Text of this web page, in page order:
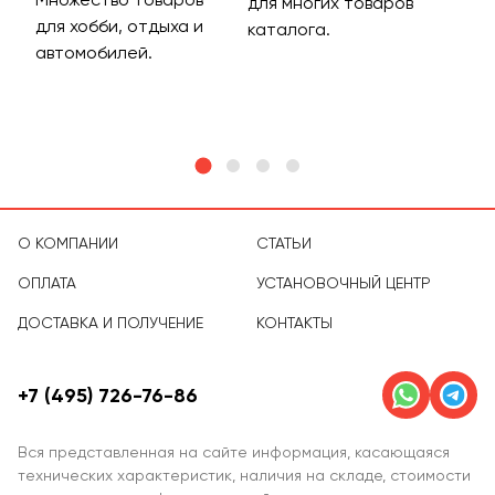
для хобби, отдыха и
автомобилей.
каталога.
О КОМПАНИИ
ОПЛАТА
ДОСТАВКА И ПОЛУЧЕНИЕ
СТАТЬИ
УСТАНОВОЧНЫЙ ЦЕНТР
КОНТАКТЫ
Вся представленная на сайте информация, касающаяся
технических характеристик, наличия на складе, стоимости
+7 (495) 726-76-86